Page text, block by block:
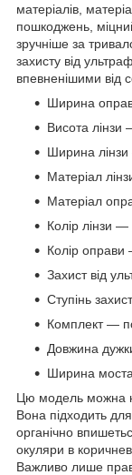
матеріалів,
пошкоджень,
зручніше за
захисту від
впевненішими від
Ширина
Висота
Ширина
Матеріал
Матеріал
Колір лінзи
Колір
Захист від
Ступінь
Комплект —
Довжина
Ширина
Цю модель можна
Вона підходить
органічно
окуляри в
Важливо лише